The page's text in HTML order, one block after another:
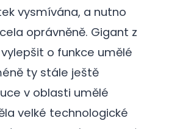
vysmívána, a nutno
oprávněně. Gigant z
o funkce umělé
ty stále ještě
v oblasti umělé
velké technologické